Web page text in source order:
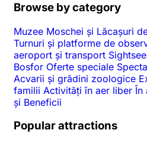
Browse by category
Muzee Moschei și Lăcașuri
Turnuri și platforme de
aeroport și transport
Bosfor Oferte speciale
Acvarii și grădini zoologice
familii Activități în aer liberÎn
și Beneficii
Popular attractions